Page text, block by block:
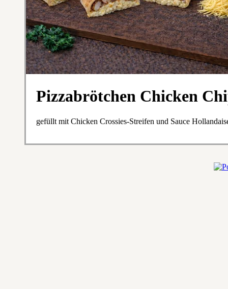
Pizzabrötchen Chicken
gefüllt mit Chicken Crossies-Streifen und Sauce